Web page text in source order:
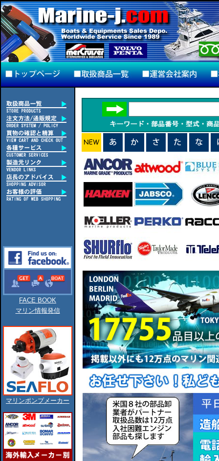
FACE BOOK
マリン情報発信
マリンポンプメーカー